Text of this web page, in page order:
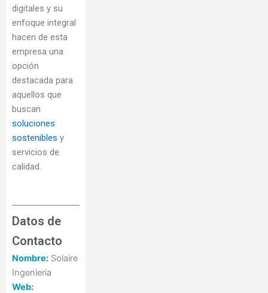
digitales y su
enfoque integral
hacen de esta
empresa una
opción
destacada para
aquellos que
buscan
soluciones
sostenibles y
servicios de
calidad.
Datos de
Contacto
Nombre: Solaire
Ingenieria
Web: